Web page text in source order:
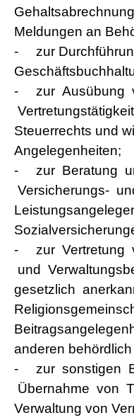
Meldungen an
- zur
- zur Ausübung
Steuerrechts und
Angelegenheiten;
- zur Beratung
Versicherungs-
- zur Vertretung
und
gesetzlich
anderen
- zur sonstigen
Übernahme von
Verwaltung von